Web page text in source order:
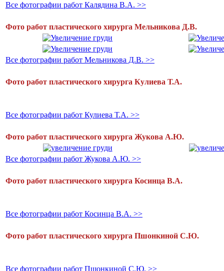
Все фотографии работ Калядина В.А. >>
Фото работ пластического хирурга Мельникова Д.В.
Все фотографии работ Мельникова Д.В. >>
Фото работ пластического хирурга Кулиева Т.А.
Все фотографии работ Кулиева Т.А. >>
Фото работ пластического хирурга Жукова А.Ю.
Все фотографии работ Жукова А.Ю. >>
Фото работ пластического хирурга Косинца В.А.
Все фотографии работ Косинца В.А. >>
Фото работ пластического хирурга Пшонкиной С.Ю.
Все фотографии работ Пшонкиной С.Ю. >>